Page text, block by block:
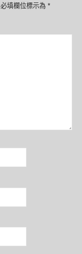
必填欄位標示為 *